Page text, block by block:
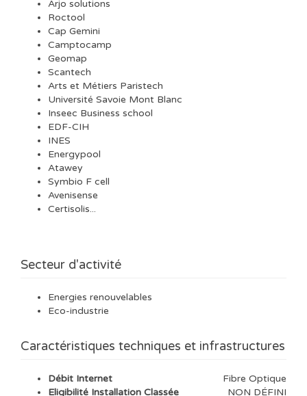
Arjo solutions
Roctool
Cap Gemini
Camptocamp
Geomap
Scantech
Arts et Métiers Paristech
Université Savoie Mont Blanc
Inseec Business school
EDF-CIH
INES
Energypool
Atawey
Symbio F cell
Avenisense
Certisolis...
Secteur d'activité
Energies renouvelables
Eco-industrie
Caractéristiques techniques et infrastructures
Débit Internet
Fibre Optique
Eligibilité Installation Classée
NON DÉFINI